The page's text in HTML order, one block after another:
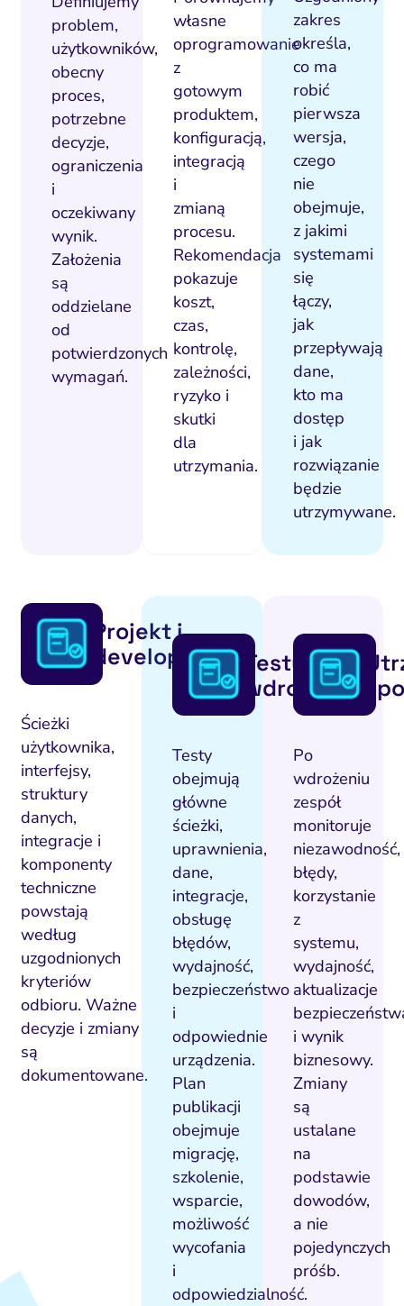
problem,
użytkowników,
obecny
proces,
potrzebne
decyzje,
ograniczenia
i
oczekiwany
wynik.
Założenia
są
oddzielane
od
potwierdzonych
wymagań.
własne
oprogramowanie
z
gotowym
produktem,
konfiguracją,
integracją
i
zmianą
procesu.
Rekomendacja
pokazuje
koszt,
czas,
kontrolę,
zależności,
ryzyko i
skutki
dla
utrzymania.
zakres
określa,
co ma
robić
pierwsza
wersja,
czego
nie
obejmuje,
z jakimi
systemami
się
łączy,
jak
przepływają
dane,
kto ma
dostęp
i jak
rozwiązanie
będzie
utrzymywane.
Projekt i
development
Ścieżki
użytkownika,
interfejsy,
struktury
danych,
integracje i
komponenty
techniczne
powstają
według
uzgodnionych
kryteriów
odbioru. Ważne
decyzje i zmiany
są
dokumentowane.
Testy i
wdrożenie
Testy
obejmują
główne
ścieżki,
uprawnienia,
dane,
integracje,
obsługę
błędów,
wydajność,
bezpieczeństwo
i
odpowiednie
urządzenia.
Plan
publikacji
obejmuje
migrację,
szkolenie,
wsparcie,
możliwość
wycofania
i
odpowiedzialność.
i
Po
wdrożeniu
zespół
monitoruje
niezawodność,
błędy,
korzystanie
z
systemu,
wydajność,
aktualizacje
i wynik
biznesowy.
Zmiany
są
ustalane
na
podstawie
dowodów,
a nie
pojedynczych
próśb.